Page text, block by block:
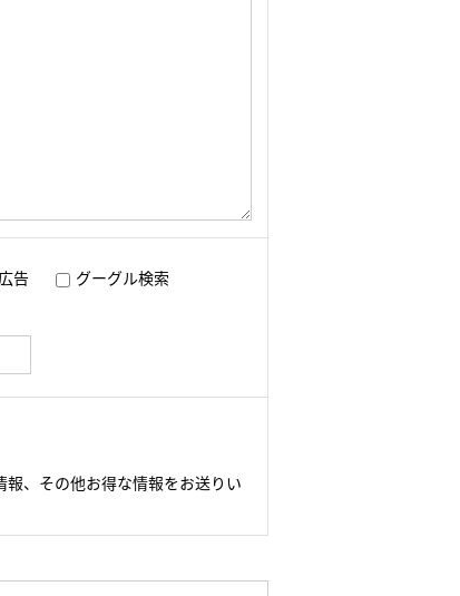
告
グーグル検索
、その他お得な情報をお送りい